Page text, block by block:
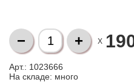
X
Арт.: 1023666
На складе: много